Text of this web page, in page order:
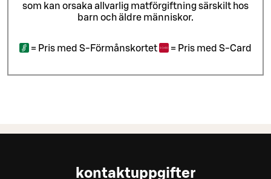
som kan orsaka allvarlig matförgiftning särskilt hos
barn och äldre människor.
= Pris med S-Förmånskortet = Pris med S-Card
kontaktuppgifter